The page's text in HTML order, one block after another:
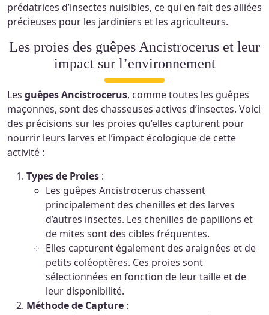
prédatrices d’insectes nuisibles, ce qui en fait des alliées
précieuses pour les jardiniers et les agriculteurs.
Les proies des guêpes Ancistrocerus et leur
impact sur l’environnement
Les guêpes Ancistrocerus, comme toutes les guêpes
maçonnes, sont des chasseuses actives d’insectes. Voici
des précisions sur les proies qu’elles capturent pour
nourrir leurs larves et l’impact écologique de cette
activité :
Types de Proies :
Les guêpes Ancistrocerus chassent
principalement des chenilles et des larves
d’autres insectes. Les chenilles de papillons et
de mites sont des cibles fréquentes.
Elles capturent également des araignées et de
petits coléoptères. Ces proies sont
sélectionnées en fonction de leur taille et de
leur disponibilité.
Méthode de Capture :